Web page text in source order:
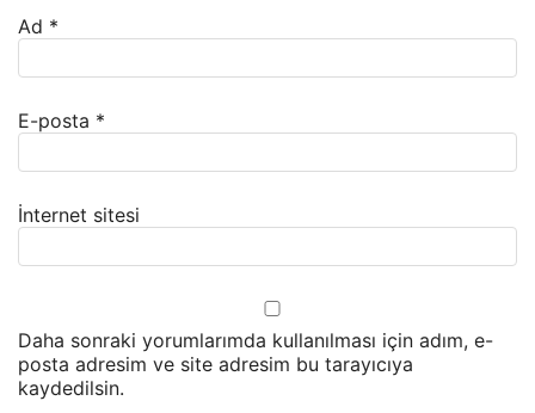
Ad *
E-posta *
İnternet sitesi
Daha sonraki yorumlarımda kullanılması için adım, e-
posta adresim ve site adresim bu tarayıcıya
kaydedilsin.